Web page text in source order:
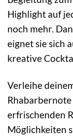
Highlight auf
noch mehr.
eignet sie sich
kreative
Verleihe
erfrischenden
Möglichkeiten